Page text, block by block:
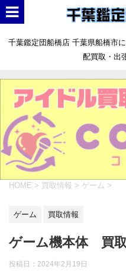
千葉鑑定団船橋店 千葉県船橋市
配買取・出
HOME > 買取情報 > ゲーム >
ゲーム 買取情報
ゲーム機本体 買
投稿日： 2024年2月19日